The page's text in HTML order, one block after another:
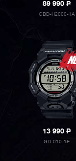
89 990P
GBD-H2000-1A
13 990P
GD-010-1E